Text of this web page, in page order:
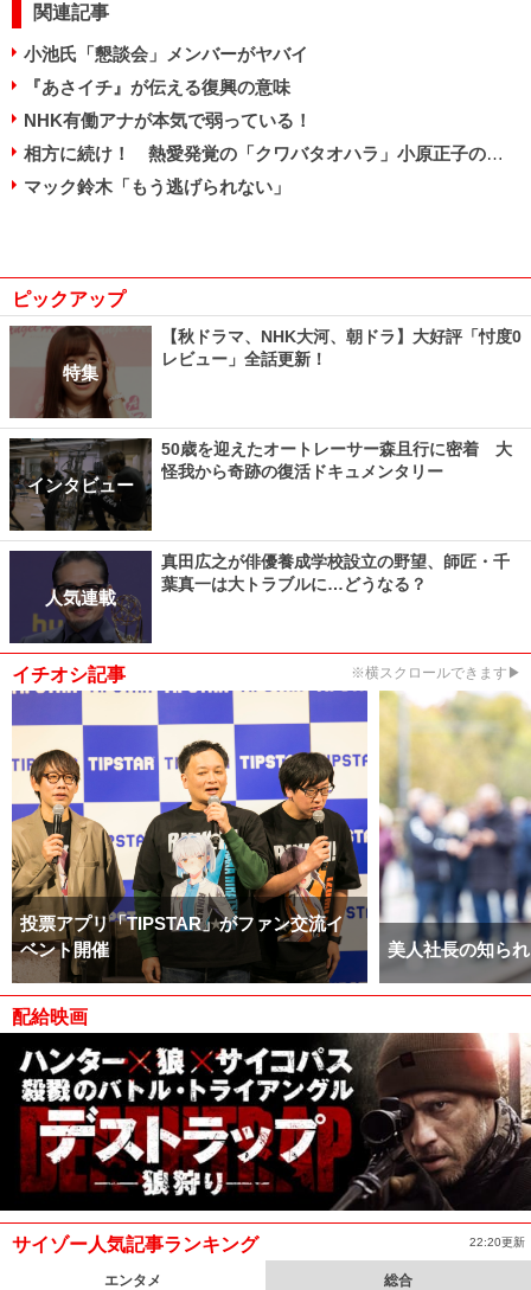
関連記事
小池氏「懇談会」メンバーがヤバイ
『あさイチ』が伝える復興の意味
NHK有働アナが本気で弱っている！
相方に続け！ 熱愛発覚の「クワバタオハラ」小原正子のお相手とは――
マック鈴木「もう逃げられない」
ピックアップ
特集
【秋ドラマ、NHK大河、朝ドラ】大好評「忖度0
レビュー」全話更新！
インタビュー
50歳を迎えたオートレーサー森且行に密着 大
怪我から奇跡の復活ドキュメンタリー
人気連載
真田広之が俳優養成学校設立の野望、師匠・千
葉真一は大トラブルに…どうなる？
イチオシ記事 ※横スクロールできます▶
投票アプリ「TIPSTAR」がファン交流イ
ベント開催
美人社長の知ら
配給映画
サイゾー人気記事ランキング 22:20更新
エンタメ 総合